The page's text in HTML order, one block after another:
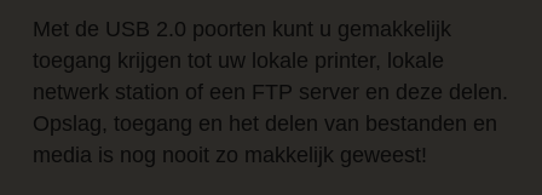
Met de USB 2.0 poorten kunt u gemakkelijk
toegang krijgen tot uw lokale printer, lokale
netwerk station of een FTP server en deze delen.
Opslag, toegang en het delen van bestanden en
media is nog nooit zo makkelijk geweest!